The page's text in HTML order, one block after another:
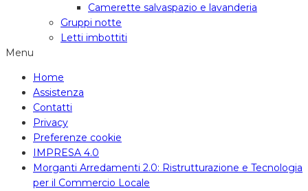
Camerette salvaspazio e lavanderia
Gruppi notte
Letti imbottiti
Menu
Home
Assistenza
Contatti
Privacy
Preferenze cookie
IMPRESA 4.0
Morganti Arredamenti 2.0: Ristrutturazione e Tecnologia
per il Commercio Locale